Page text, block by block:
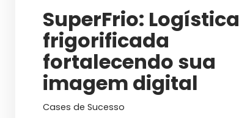
SuperFrio: Logística
frigorificada
fortalecendo sua
imagem digital
Cases de Sucesso